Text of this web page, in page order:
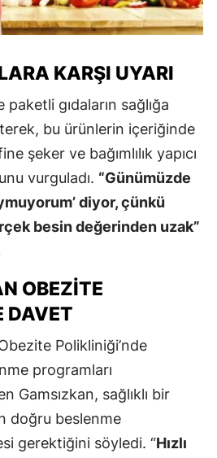
KARŞI UYARI
paketli gıdaların sağlığa
bu ürünlerin içeriğinde
şeker ve bağımlılık yapıcı
vurguladı. “Günümüzde
diyor, çünkü
besin değerinden uzak”
OBEZITE
DAVET
Polikliniği’nde
programları
Gamsızkan, sağlıklı bir
doğru beslenme
gerektiğini söyledi. “Hızlı